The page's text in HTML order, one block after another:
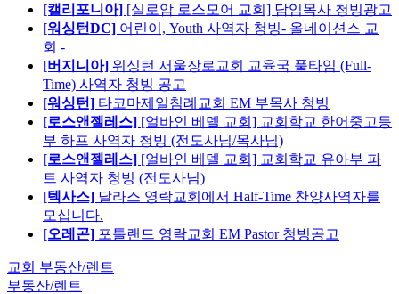
[캘리포니아] [실로암 로스모어 교회] 담임목사 청빙광고
[워싱턴DC] 어린이, Youth 사역자 청빙- 올네이션스 교
회 -
[버지니아] 워싱턴 서울장로교회 교육국 풀타임 (Full-
Time) 사역자 청빙 공고
[워싱턴] 타코마제일침례교회 EM 부목사 청빙
[로스앤젤레스] [얼바인 베델 교회] 교회학교 한어중고등
부 하프 사역자 청빙 (전도사님/목사님)
[로스앤젤레스] [얼바인 베델 교회] 교회학교 유아부 파
트 사역자 청빙 (전도사님)
[텍사스] 달라스 영락교회에서 Half-Time 찬양사역자를
모십니다.
[오레곤] 포틀랜드 영락교회 EM Pastor 청빙공고
교회 부동산/렌트
부동산/렌트